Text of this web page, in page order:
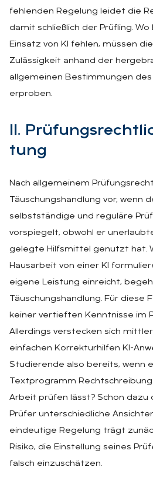
fehlenden Regelung leidet die
damit schließlich der Prüfling.
Einsatz von KI fehlen, müssen
Zulässigkeit anhand der
allgemeinen Bestimmungen
erproben.
II.
tung
Nach allgemeinem
Täuschungshandlung vor, wenn
selbstständige und reguläre
vorspiegelt, obwohl er
gelegte Hilfsmittel genutzt hat.
Hausarbeit von einer KI
eigene Leistung einreicht,
Täuschungshandlung. Für diese
keiner vertieften Kenntnisse im
Allerdings verstecken sich
einfachen Korrekturhilfen KI-
Studierende also bereits, wenn
Textprogramm
Arbeit prüfen lässt? Schon dazu
Prüfer unterschiedliche
eindeutige Regelung trägt
Risiko, die Einstellung seines
falsch einzuschätzen.